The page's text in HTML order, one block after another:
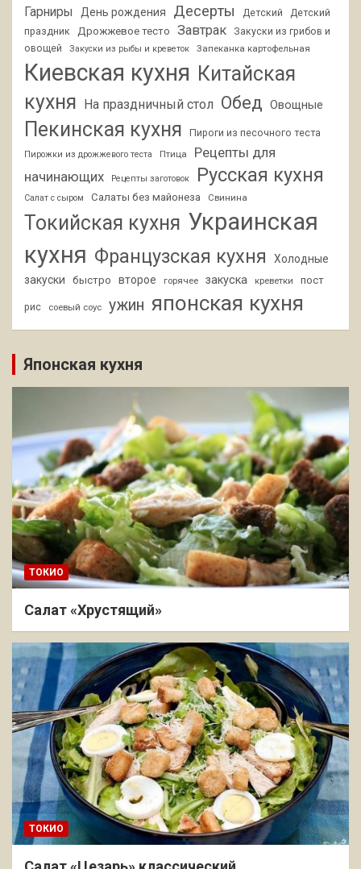
Гарниры День рождения Десерты Детский
Детский
праздник
Дрожжевое тесто Завтрак
Закуски из грибов и
овощей
Закуски из рыбы и креветок Запеканка картофельная
Киевская кухня Китайская
кухня На праздничный стол Обед Овощные
Пекинская кухня Пироги из песочного теста
Пирожки из дрожжевого теста Птица
Рецепты для
начинающих
Рецепты заготовок Русская кухня
Салат с сыром Салаты без майонеза Свинина
Токийская кухня Украинская
кухня Французская кухня
Холодные
закуски
быстро второе горячее закуска креветки пост
рис соевый соус ужин японская кухня
Японская кухня
ТОКИО
Салат «Хрустящий»
ТОКИО